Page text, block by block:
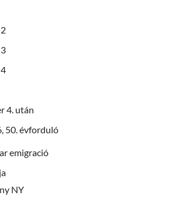
4. után
50. évforduló
emigració
NY